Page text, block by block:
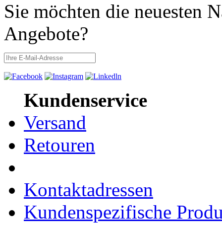
Sie möchten die neuesten
Angebote?
Kundenservice
Versand
Retouren
Kontaktadressen
Kundenspezifische